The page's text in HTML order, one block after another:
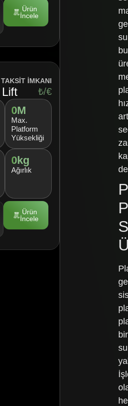
Ürün
İncele
Lift
0M
Max.
Platform
Yüksekliği
0kg
Ağırlık
Ürün
İncele
İMKANI
₺/€